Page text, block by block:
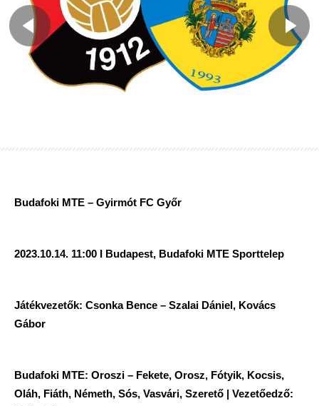
Budafoki MTE – Gyirmót FC Győr
2023.10.14. 11:00 I Budapest, Budafoki MTE Sporttelep
Játékvezetők: Csonka Bence – Szalai Dániel, Kovács
Gábor
Budafoki MTE: Oroszi – Fekete, Orosz, Fótyik, Kocsis,
Oláh, Fiáth, Németh, Sós, Vasvári, Szerető | Vezetőedző: